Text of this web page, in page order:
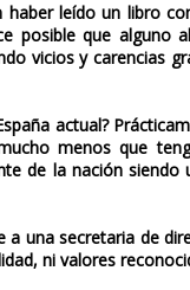
leído un libro
posible que alguno
vicios y carencias
actual?
menos que
de la nación
una secretaria de
ni valores